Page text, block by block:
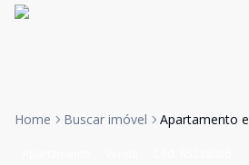
Home Buscar imóvel Apartamento